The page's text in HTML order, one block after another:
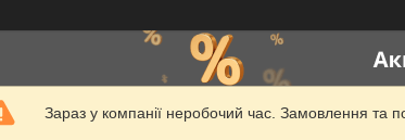
Зараз у компанії неробочий час. Замовлення та